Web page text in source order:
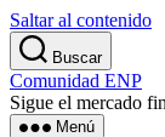
Saltar al contenido
Buscar
Comunidad ENP
Sigue el mercado
Menú